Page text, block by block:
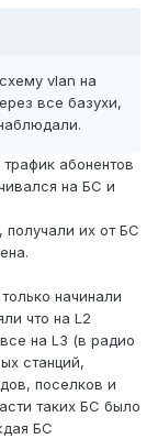
vlan на
все базухи,
абонентов
на БС и
получали их от БС
начинали
что на L2
на L3 (в радио
станций,
поселков и
таких БС было
БС